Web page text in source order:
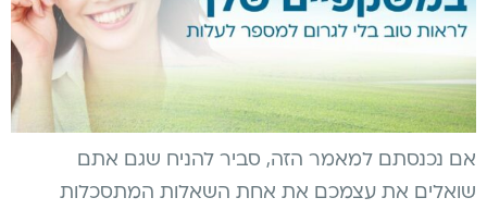
אם נכנסתם למאמר הזה, סביר להניח שגם אתם
שואלים את עצמכם את אחת השאלות המתסכלות